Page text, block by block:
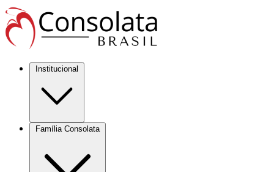
Institucional
Família Consolata